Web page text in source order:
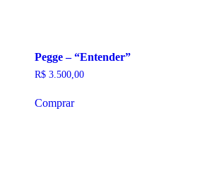
Pegge – “Entender”
R$ 3.500,00
Comprar